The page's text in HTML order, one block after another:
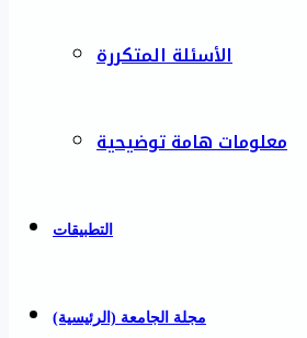
الأسئلة المتكررة
معلومات هامة توضيحية
التطبيقات
مجلة الجامعة (الرئيسية)